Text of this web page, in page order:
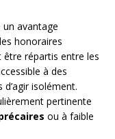
avantage
honoraires
être répartis entre les
à des
isolément.
pertinente
ou à faible